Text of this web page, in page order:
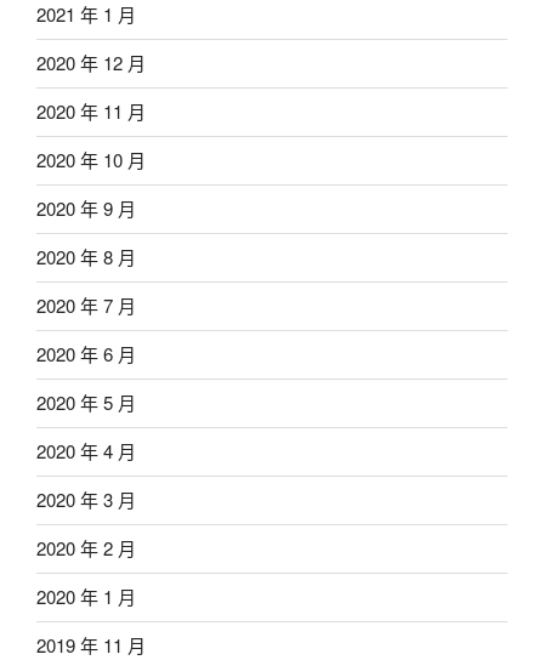
2021 年 1 月
2020 年 12 月
2020 年 11 月
2020 年 10 月
2020 年 9 月
2020 年 8 月
2020 年 7 月
2020 年 6 月
2020 年 5 月
2020 年 4 月
2020 年 3 月
2020 年 2 月
2020 年 1 月
2019 年 11 月